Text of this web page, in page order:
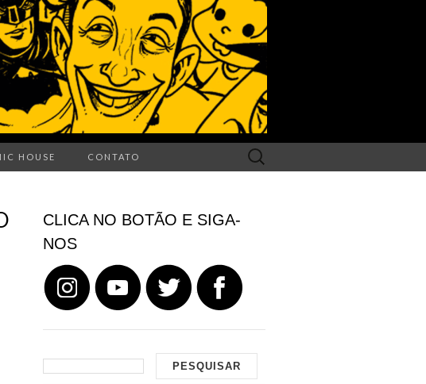
HOUSE CONTATO
Search
for:
CLICA NO BOTÃO E SIGA-
NOS